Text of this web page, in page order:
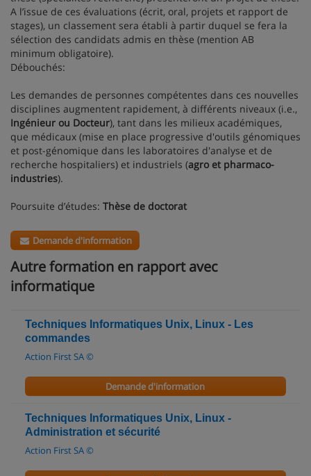
A l’issue de ces évaluations (écrit, oral, projets et rapport de
stages), un classement sera établi à partir duquel se fera la
sélection des candidats admis en thèse (mention AB
minimum obligatoire).
Débouchés:
Les demandes de personnes compétentes dans ces nouvelles
disciplines augmentent rapidement, à différents niveaux (i.e.,
Ingénieur ou Docteur), tant dans les milieux académiques,
que médicaux (mise en place progressive d'outils génomiques
et post-génomique dans les laboratoires d'analyse et de
recherche hospitaliers) et industriels (agro et pharmaco-
industries).
Poursuite d’études: Thèse de doctorat
Demande d'information
Autre formation en rapport avec
informatique
Techniques Informatiques Unix, Linux - Les
commandes
Action First SA ©
Demande d'information
Techniques Informatiques Unix, Linux -
Administration et sécurité
Action First SA ©